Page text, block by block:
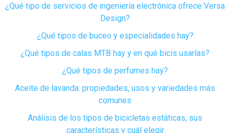
¿Qué tipo de servicios de ingeniería electrónica ofrece Versa
Design?
¿Qué tipos de buceo y especialidades hay?
¿Qué tipos de calas MTB hay y en qué bicis usarlas?
¿Qué tipos de perfumes hay?
Aceite de lavanda: propiedades, usos y variedades más
comunes
Análisis de los tipos de bicicletas estáticas, sus
características y cuál elegir